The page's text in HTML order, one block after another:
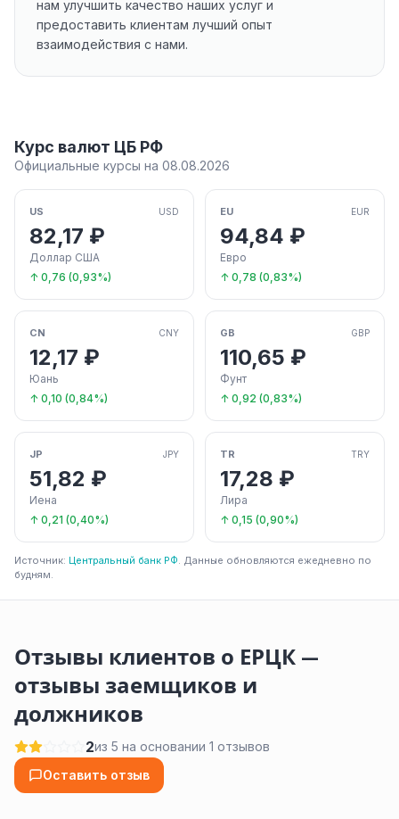
нам улучшить качество наших услуг и
предоставить клиентам лучший опыт
взаимодействия с нами.
Курс валют ЦБ РФ
Официальные курсы на 08.08.2026
US USD
82,17 ₽
Доллар США
↑ 0,76 (0,93%)
EU EUR
94,84 ₽
Евро
↑ 0,78 (0,83%)
CN CNY
12,17 ₽
Юань
↑ 0,10 (0,84%)
GB GBP
110,65 ₽
Фунт
↑ 0,92 (0,83%)
JP JPY
51,82 ₽
Иена
↑ 0,21 (0,40%)
TR TRY
17,28 ₽
Лира
↑ 0,15 (0,90%)
Источник: Центральный банк РФ. Данные обновляются ежедневно по
будням.
Отзывы клиентов о ЕРЦК —
отзывы заемщиков и
должников
2из 5 на основании 1 отзывов
Оставить отзыв